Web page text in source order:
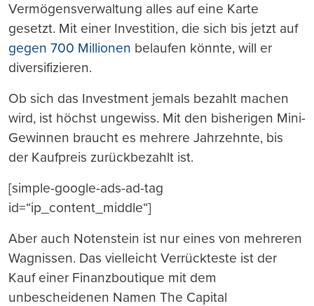
Vermögensverwaltung alles auf eine Karte
gesetzt. Mit einer Investition, die sich bis jetzt auf
gegen 700 Millionen belaufen könnte, will er
diversifizieren.
Ob sich das Investment jemals bezahlt machen
wird, ist höchst ungewiss. Mit den bisherigen Mini-
Gewinnen braucht es mehrere Jahrzehnte, bis
der Kaufpreis zurückbezahlt ist.
[simple-google-ads-ad-tag
id=“ip_content_middle“]
Aber auch Notenstein ist nur eines von mehreren
Wagnissen. Das vielleicht Verrückteste ist der
Kauf einer Finanzboutique mit dem
unbescheidenen Namen The Capital